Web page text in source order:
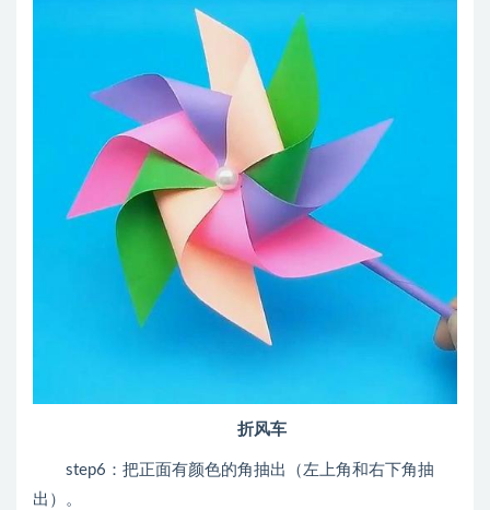
折风车
step6：把正面有颜色的角抽出（左上角和右下角抽
出）。